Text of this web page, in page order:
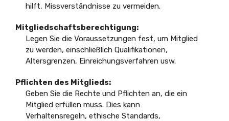
hilft, Missverständnisse zu vermeiden.
Mitgliedschaftsberechtigung:
Legen Sie die Voraussetzungen fest, um Mitglied
zu werden, einschließlich Qualifikationen,
Altersgrenzen, Einreichungsverfahren usw.
Pflichten des Mitglieds:
Geben Sie die Rechte und Pflichten an, die ein
Mitglied erfüllen muss. Dies kann
Verhaltensregeln, ethische Standards,